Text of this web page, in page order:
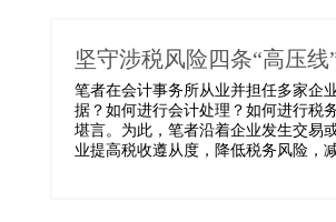
坚守涉税风险四条“高压线
笔者在会计事务所从业并担任多家企
据？如何进行会计处理？如何进行税
堪言。为此，笔者沿着企业发生交易
业提高税收遵从度，降低税务风险，